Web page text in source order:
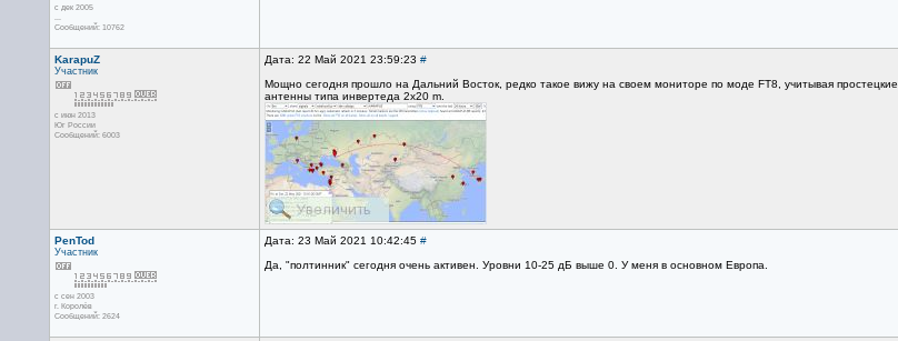
с дек 2005
...
Сообщений: 10762
KarapuZ
Участник
с июн 2013
Юг России
Сообщений: 6003
Дата: 22 Май 2021 23:59:23 #
Мощно сегодня прошло на Дальний Восток, редко такое вижу на своем мониторе по моде FT8, учитывая простецкие
антенны типа инвертеда 2x20 m.
PenTod
Участник
с сен 2003
г. Королёв
Сообщений: 2624
Дата: 23 Май 2021 10:42:45 #
Да, "полтинник" сегодня очень активен. Уровни 10-25 дБ выше 0. У меня в основном Европа.